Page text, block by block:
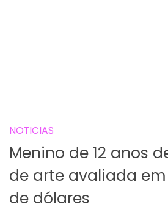
NOTICIAS
Menino de 12 anos
de arte avaliada em
de dólares